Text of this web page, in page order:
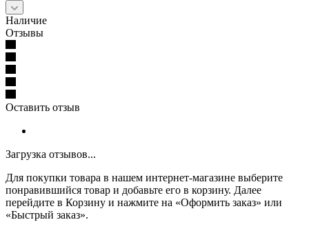
Наличие
Отзывы
Оставить отзыв
Загрузка отзывов...
Для покупки товара в нашем интернет-магазине выберите
понравившийся товар и добавьте его в корзину. Далее
перейдите в Корзину и нажмите на «Оформить заказ» или
«Быстрый заказ».